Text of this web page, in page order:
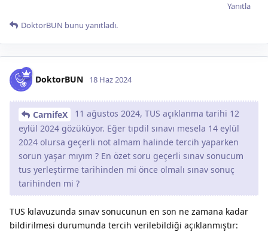
Yanıtla
DoktorBUN bunu yanıtladı.
DoktorBUN 18 Haz 2024
CarnifeX
11 ağustos 2024, TUS açıklanma tarihi 12
eylül 2024 gözüküyor. Eğer tıpdil sınavı mesela 14 eylül
2024 olursa geçerli not almam halinde tercih yaparken
sorun yaşar mıyım ? En özet soru geçerli sınav sonucum
tus yerleştirme tarihinden mi önce olmalı sınav sonuç
tarihinden mi ?
TUS kılavuzunda sınav sonucunun en son ne zamana kadar
bildirilmesi durumunda tercih verilebildiği açıklanmıştır: